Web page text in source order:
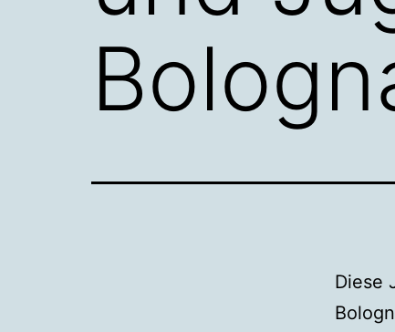
Diese